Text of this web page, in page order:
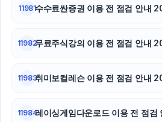
11981수수료싼증권 이용 전 점검 안내
11982무료주식강의 이용 전 점검 안내
11983취미보컬레슨 이용 전 점검 안내
11984레이싱게임다운로드 이용 전 점